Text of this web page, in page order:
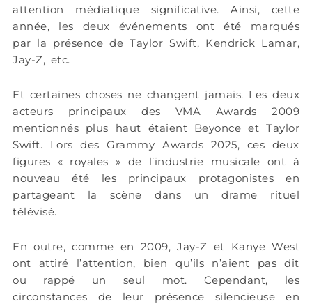
attention médiatique significative. Ainsi, cette
année, les deux événements ont été marqués
par la présence de Taylor Swift, Kendrick Lamar,
Jay-Z, etc.
Et certaines choses ne changent jamais. Les deux
acteurs principaux des VMA Awards 2009
mentionnés plus haut étaient Beyonce et Taylor
Swift. Lors des Grammy Awards 2025, ces deux
figures « royales » de l’industrie musicale ont à
nouveau été les principaux protagonistes en
partageant la scène dans un drame rituel
télévisé.
En outre, comme en 2009, Jay-Z et Kanye West
ont attiré l’attention, bien qu’ils n’aient pas dit
ou rappé un seul mot. Cependant, les
circonstances de leur présence silencieuse en